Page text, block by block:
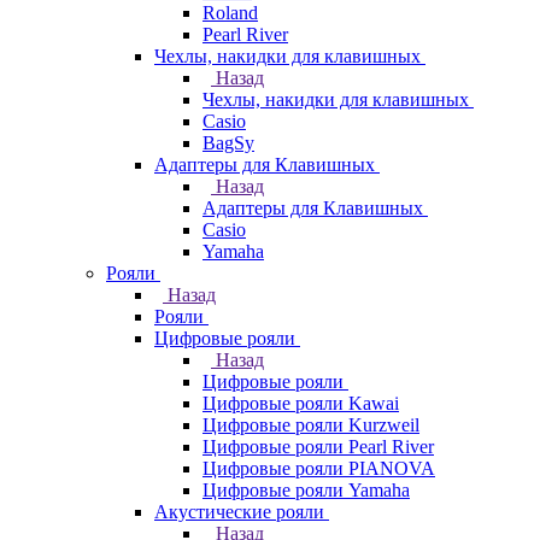
Roland
Pearl River
Чехлы, накидки для клавишных
Назад
Чехлы, накидки для клавишных
Casio
BagSy
Адаптеры для Клавишных
Назад
Адаптеры для Клавишных
Casio
Yamaha
Рояли
Назад
Рояли
Цифровые рояли
Назад
Цифровые рояли
Цифровые рояли Kawai
Цифровые рояли Kurzweil
Цифровые рояли Pearl River
Цифровые рояли PIANOVA
Цифровые рояли Yamaha
Акустические рояли
Назад